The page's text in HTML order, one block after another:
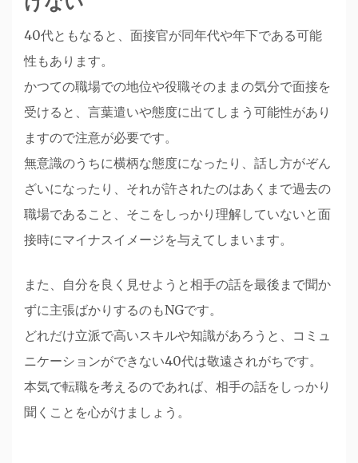
40代ともなると、面接官が同年代や年下である可能
性もあります。
かつての職場での地位や役職そのままの気分で面接を
受けると、言葉遣いや態度に出てしまう可能性があり
ますので注意が必要です。
無意識のうちに横柄な態度になったり、話し方がぞん
ざいになったり、それが許されたのはあくまで過去の
職場であること、そこをしっかり理解していないと面
接時にマイナスイメージを与えてしまいます。
また、自分を良く見せようと相手の話を最後まで聞か
ずに主張ばかりするのもNGです。
どれだけ立派で高いスキルや知識があろうと、コミュ
ニケーションができない40代は敬遠されがちです。
本気で転職を考えるのであれば、相手の話をしっかり
聞くことを心がけましょう。